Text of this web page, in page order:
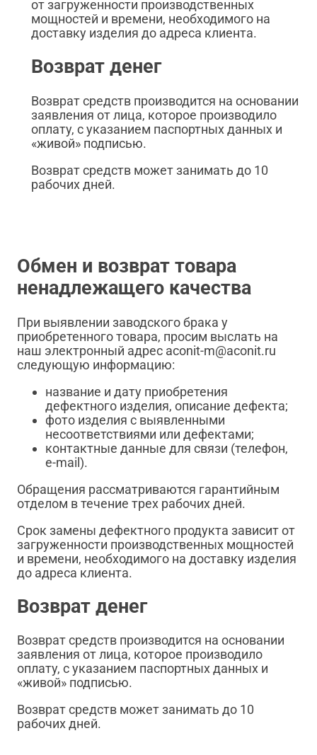
от загруженности производственных
мощностей и времени, необходимого на
доставку изделия до адреса клиента.
Возврат денег
Возврат средств производится на основании
заявления от лица, которое производило
оплату, с указанием паспортных данных и
«живой» подписью.
Возврат средств может занимать до 10
рабочих дней.
Обмен и возврат товара
ненадлежащего качества
При выявлении заводского брака у
приобретенного товара, просим выслать на
наш электронный адрес aconit-m@aconit.ru
следующую информацию:
название и дату приобретения
дефектного изделия, описание дефекта;
фото изделия с выявленными
несоответствиями или дефектами;
контактные данные для связи (телефон,
e-mail).
Обращения рассматриваются гарантийным
отделом в течение трех рабочих дней.
Срок замены дефектного продукта зависит от
загруженности производственных мощностей
и времени, необходимого на доставку изделия
до адреса клиента.
Возврат денег
Возврат средств производится на основании
заявления от лица, которое производило
оплату, с указанием паспортных данных и
«живой» подписью.
Возврат средств может занимать до 10
рабочих дней.